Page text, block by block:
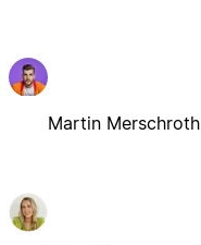
Martin Merschroth